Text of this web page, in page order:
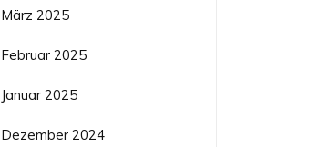
März 2025
Februar 2025
Januar 2025
Dezember 2024